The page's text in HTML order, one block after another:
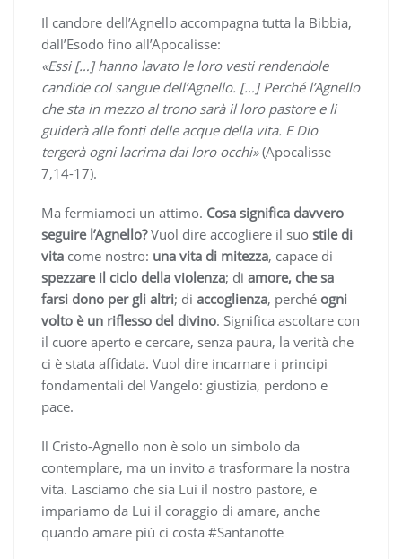
Il candore dell’Agnello accompagna tutta la Bibbia,
dall’Esodo fino all’Apocalisse:
«Essi […] hanno lavato le loro vesti rendendole
candide col sangue dell’Agnello. […] Perché l’Agnello
che sta in mezzo al trono sarà il loro pastore e li
guiderà alle fonti delle acque della vita. E Dio
tergerà ogni lacrima dai loro occhi»(Apocalisse
7,14-17).
Ma fermiamoci un attimo. Cosa significa davvero
seguire l’Agnello?Vuol dire accogliere il suo stile di
vita come nostro: una vita di mitezza, capace di
spezzare il ciclo della violenza; di amore, che sa
farsi dono per gli altri; di accoglienza, perché ogni
volto è un riflesso del divino. Significa ascoltare con
il cuore aperto e cercare, senza paura, la verità che
ci è stata affidata. Vuol dire incarnare i principi
fondamentali del Vangelo: giustizia, perdono e
pace.
Il Cristo-Agnello non è solo un simbolo da
contemplare, ma un invito a trasformare la nostra
vita. Lasciamo che sia Lui il nostro pastore, e
impariamo da Lui il coraggio di amare, anche
quando amare più ci costa #Santanotte